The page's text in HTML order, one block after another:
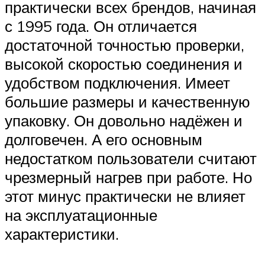
практически всех брендов, начиная
с 1995 года. Он отличается
достаточной точностью проверки,
высокой скоростью соединения и
удобством подключения. Имеет
большие размеры и качественную
упаковку. Он довольно надёжен и
долговечен. А его основным
недостатком пользователи считают
чрезмерный нагрев при работе. Но
этот минус практически не влияет
на эксплуатационные
характеристики.